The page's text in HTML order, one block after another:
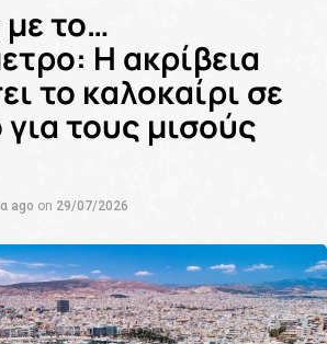
το…
Η ακρίβεια
το καλοκαίρι σε
τους μισούς
ago on 29/07/2026